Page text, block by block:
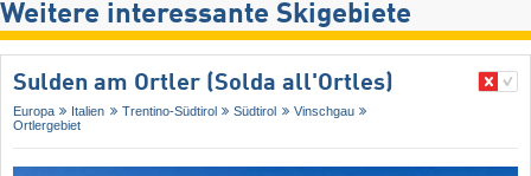
Weitere interessante Skigebiete
Sulden am Ortler (Solda all'Ortles)
Europa Italien Trentino-Südtirol Südtirol
Vinschgau
Ortlergebiet